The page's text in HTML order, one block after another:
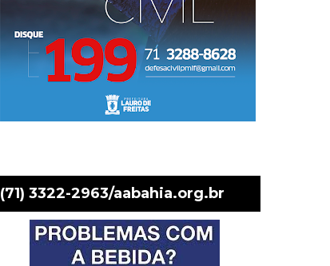
(71) 3322-2963/aabahia.org.br